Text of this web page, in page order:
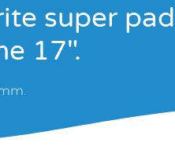
super pad
17″.